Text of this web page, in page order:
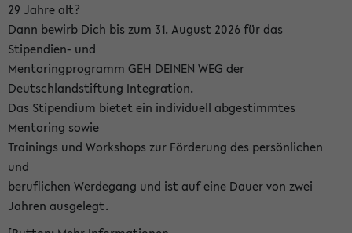
29 Jahre alt?
Dann bewirb Dich bis zum 31. August 2026 für das
Stipendien- und
Mentoringprogramm GEH DEINEN WEG der
Deutschlandstiftung Integration.
Das Stipendium bietet ein individuell abgestimmtes
Mentoring sowie
Trainings und Workshops zur Förderung des persönlichen
und
beruflichen Werdegang und ist auf eine Dauer von zwei
Jahren ausgelegt.